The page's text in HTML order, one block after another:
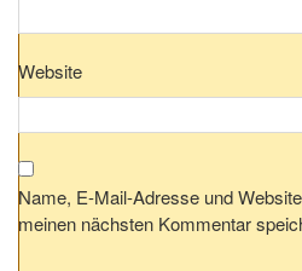
Website
Name, E-Mail-Adresse und
meinen nächsten Kommentar